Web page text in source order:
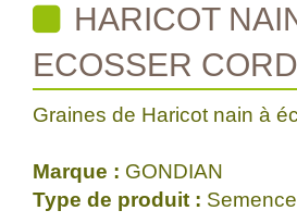
HARICOT
ECOSSER
Graines de Haricot nain à
Marque : GONDIAN
Type de produit : Semence